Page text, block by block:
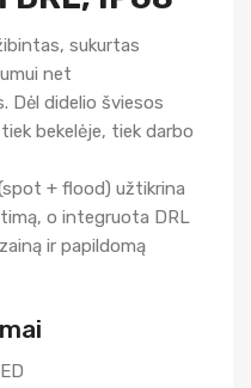
sukurtas
net
Dėl didelio šviesos
bekelėje, tiek darbo
+ flood) užtikrina
o integruota DRL
ir papildomą